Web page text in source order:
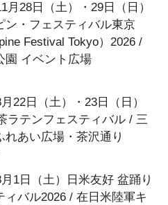
月28日（土）・29日（日）
ン・フェスティバル東京
Festival Tokyo）2026 /
園 イベント広場
22日（土）・23日（日）
ラテンフェスティバル / 三
れあい広場・茶沢通り
1日（土）日米友好 盆踊り
ィバル2026 / 在日米陸軍キ